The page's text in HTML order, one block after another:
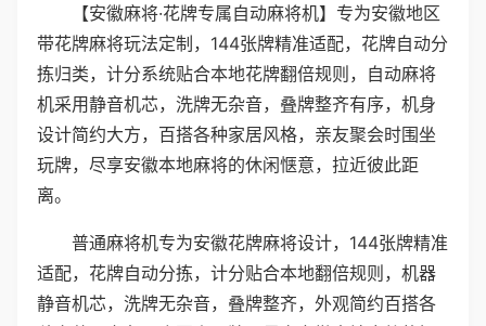
【安徽麻将·花牌专属自动麻将机】专为安徽地区
带花牌麻将玩法定制，144张牌精准适配，花牌自动分
拣归类，计分系统贴合本地花牌翻倍规则，自动麻将
机采用静音机芯，洗牌无杂音，叠牌整齐有序，机身
设计简约大方，百搭各种家居风格，亲友聚会时围坐
玩牌，尽享安徽本地麻将的休闲惬意，拉近彼此距
离。
普通麻将机专为安徽花牌麻将设计，144张牌精准
适配，花牌自动分拣，计分贴合本地翻倍规则，机器
静音机芯，洗牌无杂音，叠牌整齐，外观简约百搭各